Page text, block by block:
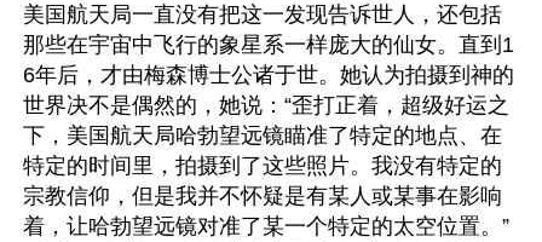
美国航天局一直没有把这一发现告诉世人，还包括
那些在宇宙中飞行的象星系一样庞大的仙女。直到1
6年后，才由梅森博士公诸于世。她认为拍摄到神的
世界决不是偶然的，她说：“歪打正着，超级好运之
下，美国航天局哈勃望远镜瞄准了特定的地点、在
特定的时间里，拍摄到了这些照片。我没有特定的
宗教信仰，但是我并不怀疑是有某人或某事在影响
着，让哈勃望远镜对准了某一个特定的太空位置。”